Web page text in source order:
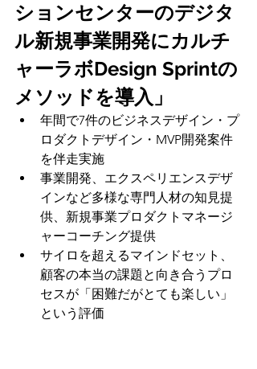
ションセンターのデジタ
ル新規事業開発にカルチ
ャーラボDesign Sprintの
メソッドを導入」
年間で7件のビジネスデザイン・プ
ロダクトデザイン・MVP開発案件
を伴走実施
事業開発、エクスペリエンスデザ
インなど多様な専門人材の知見提
供、新規事業プロダクトマネージ
ャーコーチング提供
サイロを超えるマインドセット、
顧客の本当の課題と向き合うプロ
セスが「困難だがとても楽しい」
という評価